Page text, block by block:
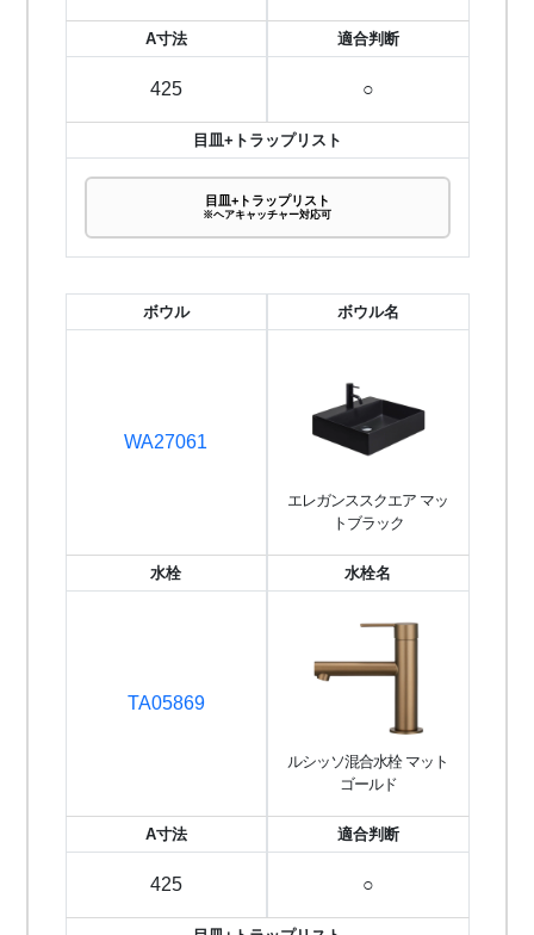
A寸法
425
適合判断
○
目皿+トラップリスト
目皿+トラップリスト
※ヘアキャッチャー対応可
ボウル
WA27061
ボウル名
エレガンススクエア マッ
トブラック
水栓
TA05869
水栓名
ルシッソ混合水栓 マット
ゴールド
A寸法
425
適合判断
○